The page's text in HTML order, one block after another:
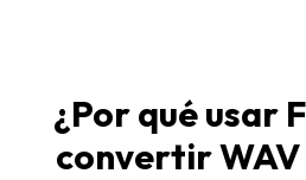
¿Por qué usar
convertir WAV